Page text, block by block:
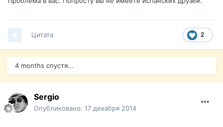
2
Цитата
4 months спустя...
Sergio
Опубликовано: 17 декабря 2014